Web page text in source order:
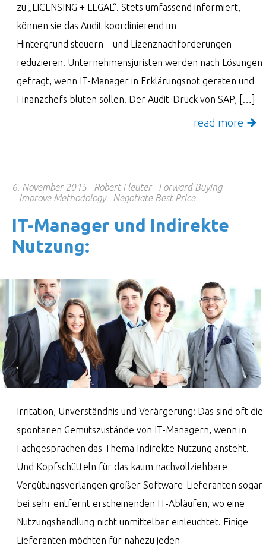
zu „LICENSING + LEGAL“. Stets umfassend informiert,
können sie das Audit koordinierend im
Hintergrund steuern – und Lizenznachforderungen
reduzieren. Unternehmensjuristen werden nach Lösungen
gefragt, wenn IT-Manager in Erklärungsnot geraten und
Finanzchefs bluten sollen. Der Audit-Druck von SAP, […]
read more
6. November 2015 Robert Fleuter
Forward Buying
Improve Methodology
Negotiate Best Price
IT-Manager und Indi­rekte
Nutzung:
Irritation, Unverständnis und Verärgerung: Das sind oft die
spontanen Gemütszustände von IT-Managern, wenn in
Fachgesprächen das Thema Indirekte Nutzung ansteht.
Und Kopfschütteln für das kaum nachvollziehbare
Vergütungsverlangen großer Software-Lieferanten sogar
bei sehr entfernt erscheinenden IT-Abläufen, wo eine
Nutzungshandlung nicht unmittelbar einleuchtet. Einige
Lieferanten möchten für nahezu jeden